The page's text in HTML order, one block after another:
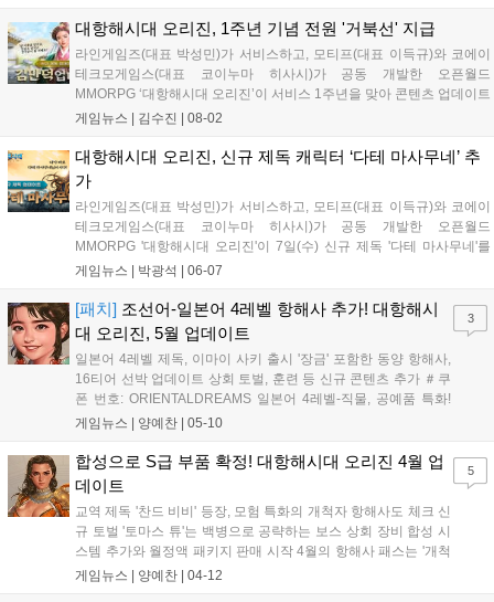
이 됐으며,...
대항해시대 오리진, 1주년 기념 전원 '거북선' 지급
라인게임즈(대표 박성민)가 서비스하고, 모티프(대표 이득규)와 코에이
테크모게임스(대표 코이누마 히사시)가 공동 개발한 오픈월드
MMORPG ‘대항해시대 오리진’이 서비스 1주년을 맞아 콘텐츠 업데이트
와 이용자 혜택 이벤트를 진행한다. 먼저 새로운 S등급 제독 캐릭터 ‘김
통받는 사람들...
게임뉴스 | 김수진 08-02
대항해시대 오리진, 신규 제독 캐릭터 ‘다테 마사무네’ 추
가
라인게임즈(대표 박성민)가 서비스하고, 모티프(대표 이득규)와 코에이
테크모게임스(대표 코이누마 히사시)가 공동 개발한 오픈월드
MMORPG '대항해시대 오리진'이 7일(수) 신규 제독 '다테 마사무네'를
추가하고, 예술 항해사 8명과 신규 콘텐츠를 업데이트했다. S등급 신규
해 모험을...
게임뉴스 | 박광석 06-07
[패치] 조선어-일본어 4레벨 항해사 추가! 대항해시
대 오리진, 5월 업데이트
일본어 4레벨 제독, 이마이 사키 출시 '장금' 포함한 동양 항해사,
16티어 선박 업데이트 상회 토벌, 훈련 등 신규 콘텐츠 추가 ＃쿠
폰 번호: ORIENTALDREAMS 일본어 4레벨-직물, 공예품 특화!
신규 제독 이마이 사키 출시 5월의 신규 제독, 이마이 사키는 교역
투 능력치를 갖고...
게임뉴스 | 양예찬 05-10
3
합성으로 S급 부품 확정! 대항해시대 오리진 4월 업
데이트
교역 제독 '찬드 비비' 등장, 모험 특화의 개척자 항해사도 체크 신
규 토벌 '토마스 튜'는 백병으로 공략하는 보스 상회 장비 합성 시
스템 추가와 월정액 패키지 판매 시작 4월의 항해사 패스는 '개척
자'를 테마로 한 모험 항해사들이다. 총 8명의 항해사가 추가된다.
게임뉴스 | 양예찬 04-12
5